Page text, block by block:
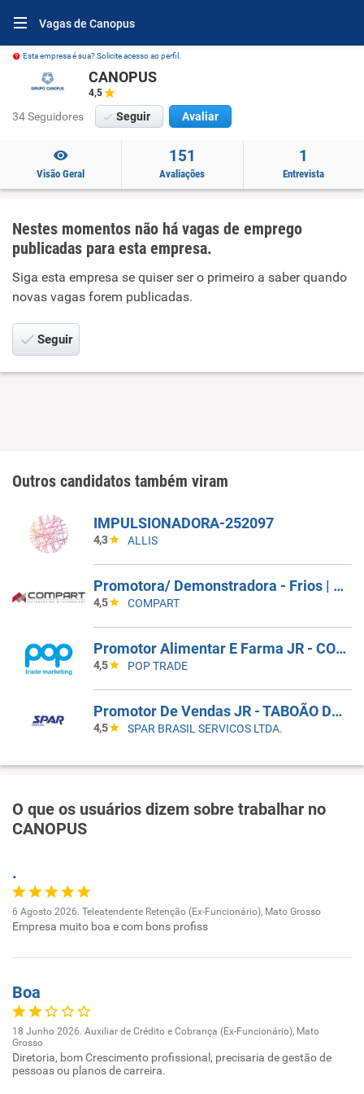
Vagas de Canopus
Esta empresa é sua? Solicite acesso ao perfil.
CANOPUS
4,5
34 Seguidores Seguir Avaliar
Visão Geral
151
Avaliações
1
Entrevista
Nestes momentos não há vagas de emprego
publicadas para esta empresa.
Siga esta empresa se quiser ser o primeiro a saber quando
novas vagas forem publicadas.
Seguir
Outros candidatos também viram
IMPULSIONADORA-252097
4,3 ALLIS
Promotora/ Demonstradora - Frios | Jacareí (SP)
4,5 COMPART
Promotor Alimentar E Farma JR - COBERTURA DE AFASTAMENTO _ GUARULHOS_SP
4,5 POP TRADE
Promotor De Vendas JR - TABOÃO DA SERRA - COBERTURA DE FERIAS
4,5 SPAR BRASIL SERVICOS LTDA.
O que os usuários dizem sobre trabalhar no
CANOPUS
.
6 Agosto 2026. Teleatendente Retenção (Ex-Funcionário), Mato Grosso
Empresa muito boa e com bons profiss
Boa
18 Junho 2026. Auxiliar de Crédito e Cobrança (Ex-Funcionário), Mato
Grosso
Diretoria, bom Crescimento profissional, precisaria de gestão de
pessoas ou planos de carreira.